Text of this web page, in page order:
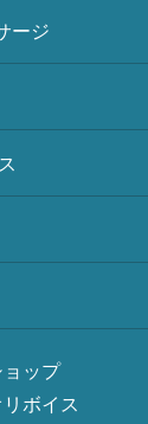
ージ
ップ
ボイス